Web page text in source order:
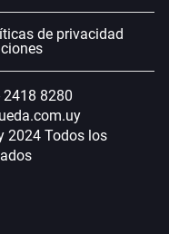
de privacidad
2418 8280
2024 Todos los